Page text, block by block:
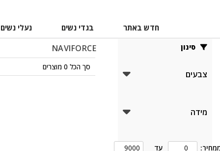
חדש באתר בגדי נשים נעלי נשים
סינון
צבעים
מידה
עד
NAVIFORCE
סך הכל 0 מוצרים